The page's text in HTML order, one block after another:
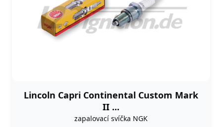
Lincoln Capri Continental Custom Mark
II ...
zapalovací svíčka NGK